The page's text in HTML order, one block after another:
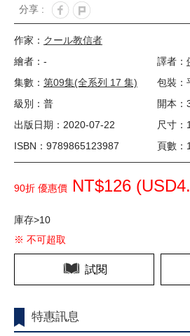
分享 :
作家： クール教信者
繪者：-
譯者：
集數： 第09集(全系列 17 集)
包裝：
級別：普
開本：
出版日期：2020-07-22
尺寸：
ISBN：9789865123987
頁數：
90折 優惠價 NT$126 (USD
庫存>10
※ 不可超取
試閱
特惠訊息